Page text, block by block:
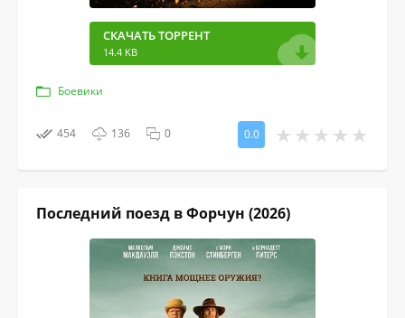
СКАЧАТЬ ТОРРЕНТ
14.4 KB
Боевики
454 136 0 0.0
Последний поезд в Форчун (2026)